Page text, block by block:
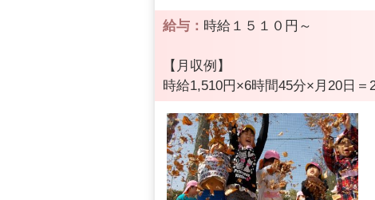
給与： 時給１５１０円～
【月収例】
時給1,510円×6時間45分×月20日＝